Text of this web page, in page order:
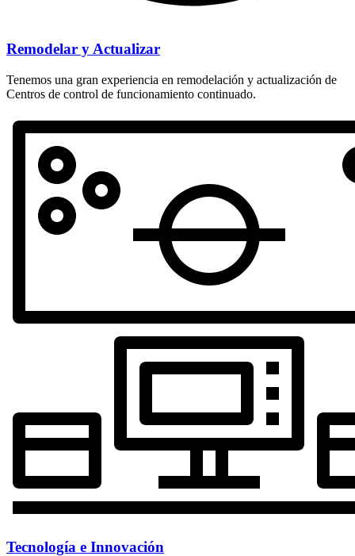
Remodelar y Actualizar
Tenemos una gran experiencia en remodelación y actualización de
Centros de control de funcionamiento continuado.
Tecnología e Innovación